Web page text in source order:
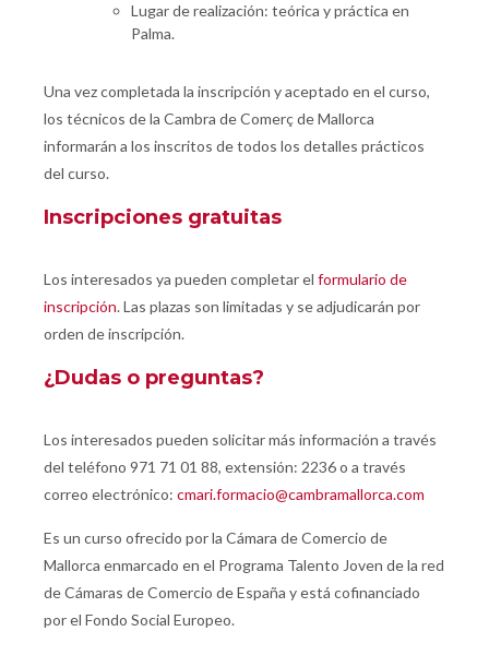
Lugar de realización: teórica y práctica en
Palma.
Una vez completada la inscripción y aceptado en el curso,
los técnicos de la Cambra de Comerç de Mallorca
informarán a los inscritos de todos los detalles prácticos
del curso.
Inscripciones gratuitas
Los interesados ya pueden completar el formulario de
inscripción. Las plazas son limitadas y se adjudicarán por
orden de inscripción.
¿Dudas o preguntas?
Los interesados pueden solicitar más información a través
del teléfono 971 71 01 88, extensión: 2236 o a través
correo electrónico: cmari.formacio@cambramallorca.com
Es un curso ofrecido por la Cámara de Comercio de
Mallorca enmarcado en el Programa Talento Joven de la red
de Cámaras de Comercio de España y está cofinanciado
por el Fondo Social Europeo.